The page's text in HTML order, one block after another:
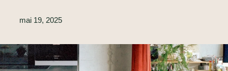
mai 19, 2025